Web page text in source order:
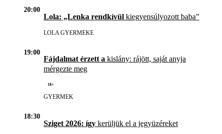
20:00
Lola: „Lenka rendkívül kiegyensúlyozott baba”
LOLA GYERMEKE
19:00
Fájdalmat érzett a kislány: rájött, saját anyja
mérgezte meg
18+
GYERMEK
18:30
Sziget 2026: így kerüljük el a jegyüzéreket